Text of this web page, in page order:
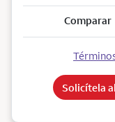
Comparar
Solicítela